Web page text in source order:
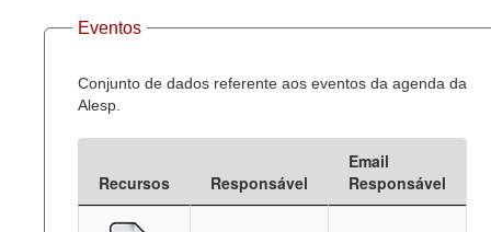
Dados Governamentais Abertos
Planejamento
Catálogo de dados
Deputados Estaduais
Eventos
Conjunto de dados referente aos eventos da agenda da
Alesp.
Recursos Responsável
Email
Responsável